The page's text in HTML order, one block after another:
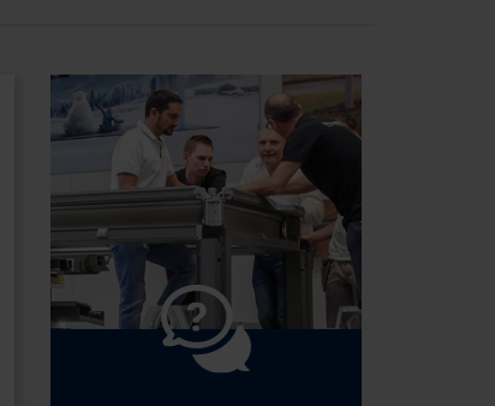
Hongaars - Hongarije
Italiaans - Italië
Pools - Polen
Spaans - Spanje
Deens - Denemarken
Noors - Noorwegen
Zweeds - Zweden
Engels - Ierland
Engels - Canada
Midden-Oosten
Russisch - Rusland